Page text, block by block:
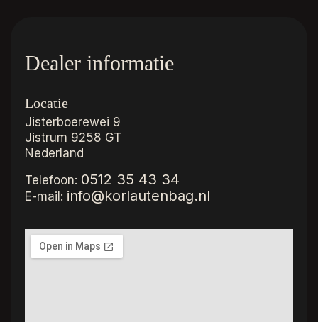
Dealer informatie
Locatie
Jisterboerewei 9
Jistrum 9258 GT
Nederland
Telefoon: 0512 35 43 34
E-mail: info@korlautenbag.nl